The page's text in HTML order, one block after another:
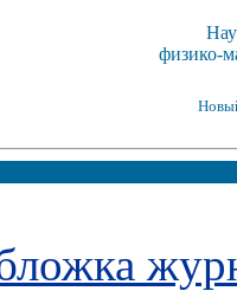
физико-